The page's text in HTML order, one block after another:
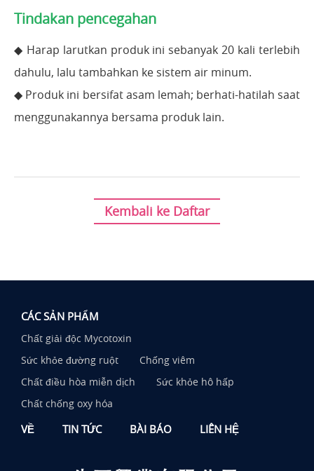
Tindakan pencegahan
◆ Harap larutkan produk ini sebanyak 20 kali terlebih
dahulu, lalu tambahkan ke sistem air minum.
◆ Produk ini bersifat asam lemah; berhati-hatilah saat
menggunakannya bersama produk lain.
Kembali ke Daftar
CÁC SẢN PHẨM
Chất giải độc Mycotoxin
Sức khỏe đường ruột
Chống viêm
Chất điều hòa miễn dịch
Sức khỏe hô hấp
Chất chống oxy hóa
VỀ TIN TỨC BÀI BÁO LIÊN HỆ